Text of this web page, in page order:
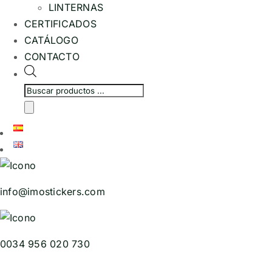
LINTERNAS
CERTIFICADOS
CATÁLOGO
CONTACTO
Búsqueda
de
info@imostickers.com
0034 956 020 730